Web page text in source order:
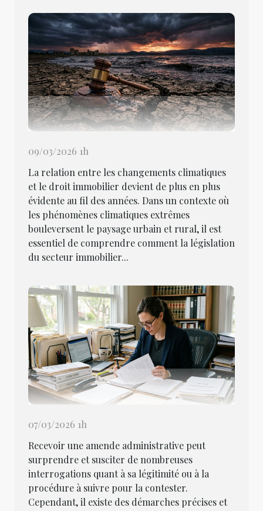
09/03/2026 1h
La relation entre les changements climatiques
et le droit immobilier devient de plus en plus
évidente au fil des années. Dans un contexte où
les phénomènes climatiques extrêmes
bouleversent le paysage urbain et rural, il est
essentiel de comprendre comment la législation
du secteur immobilier...
07/03/2026 1h
Recevoir une amende administrative peut
surprendre et susciter de nombreuses
interrogations quant à sa légitimité ou à la
procédure à suivre pour la contester.
Cependant, il existe des démarches précises et